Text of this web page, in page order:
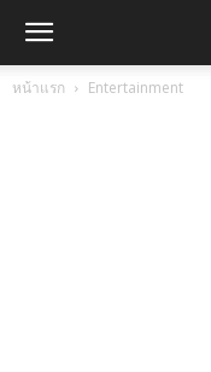
หน้าแรก Entertainment